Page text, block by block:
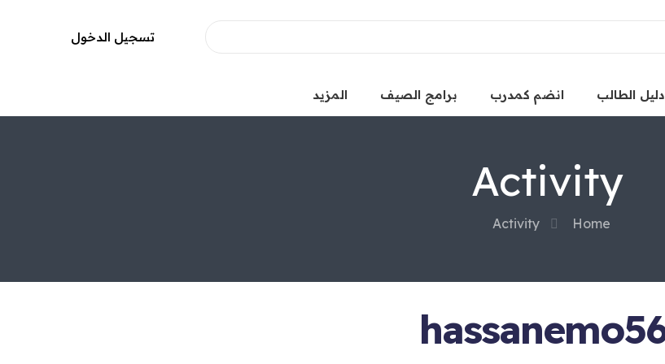
تسجيل الدخول
دليل الطالب انضم كمدرب برامج الصيف المزيد
Activity
Home
Activity